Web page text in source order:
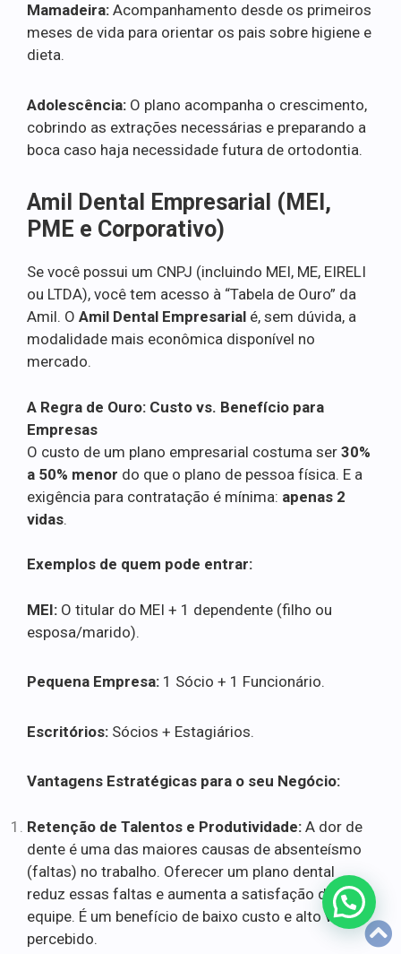
Mamadeira: Acompanhamento desde os primeiros
meses de vida para orientar os pais sobre higiene e
dieta.
Adolescência: O plano acompanha o crescimento,
cobrindo as extrações necessárias e preparando a
boca caso haja necessidade futura de ortodontia.
Amil Dental Empresarial (MEI,
PME e Corporativo)
Se você possui um CNPJ (incluindo MEI, ME, EIRELI
ou LTDA), você tem acesso à “Tabela de Ouro” da
Amil. O Amil Dental Empresarial é, sem dúvida, a
modalidade mais econômica disponível no
mercado.
A Regra de Ouro: Custo vs. Benefício para
Empresas
O custo de um plano empresarial costuma ser 30%
a 50% menor do que o plano de pessoa física. E a
exigência para contratação é mínima: apenas 2
vidas.
Exemplos de quem pode entrar:
MEI: O titular do MEI + 1 dependente (filho ou
esposa/marido).
Pequena Empresa: 1 Sócio + 1 Funcionário.
Escritórios: Sócios + Estagiários.
Vantagens Estratégicas para o seu Negócio:
Retenção de Talentos e Produtividade: A dor de
dente é uma das maiores causas de absenteísmo
(faltas) no trabalho. Oferecer um plano dental
reduz essas faltas e aumenta a satisfação da
equipe. É um benefício de baixo custo e alto valor
percebido.